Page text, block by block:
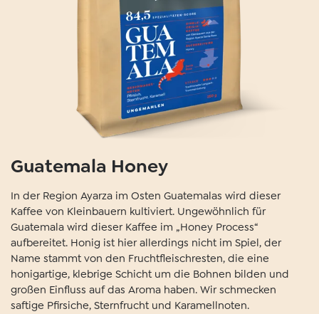
Guatemala Honey
In der Region Ayarza im Osten Guatemalas wird dieser
Kaffee von Kleinbauern kultiviert. Ungewöhnlich für
Guatemala wird dieser Kaffee im „Honey Process“
aufbereitet. Honig ist hier allerdings nicht im Spiel, der
Name stammt von den Fruchtfleischresten, die eine
honigartige, klebrige Schicht um die Bohnen bilden und
großen Einfluss auf das Aroma haben. Wir schmecken
saftige Pfirsiche, Sternfrucht und Karamellnoten.